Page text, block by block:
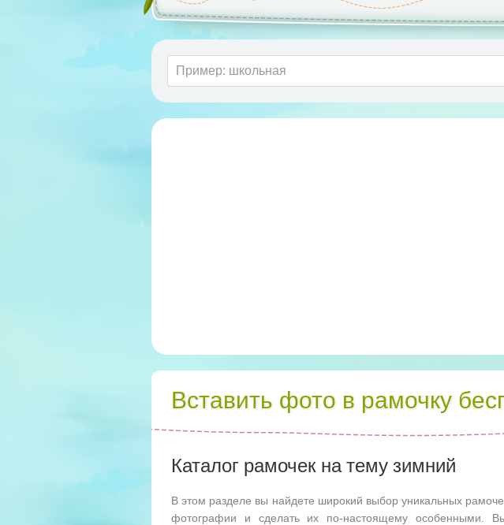
Вставить фото в рамочку
Каталог рамочек на тему зимний
В этом разделе вы найдете широкий выбор уникальных
фотографии и сделать их по-настоящему особенными.